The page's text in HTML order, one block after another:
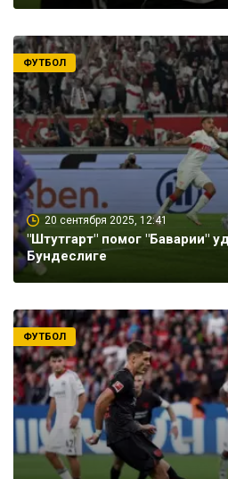
20 сентября 2025, 12:41
"Штутгарт" помог "Баварии"
Бундеслиге
ФУТБОЛ
ФУТБОЛ